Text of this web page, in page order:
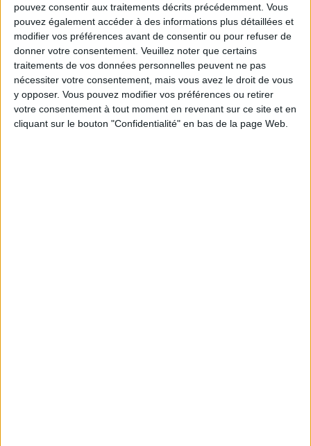
pouvez consentir aux traitements décrits précédemment. Vous
pouvez également accéder à des informations plus détaillées et
modifier vos préférences avant de consentir ou pour refuser de
donner votre consentement. Veuillez noter que certains
traitements de vos données personnelles peuvent ne pas
nécessiter votre consentement, mais vous avez le droit de vous
y opposer. Vous pouvez modifier vos préférences ou retirer
votre consentement à tout moment en revenant sur ce site et en
cliquant sur le bouton "Confidentialité" en bas de la page Web.
Peut-on remplacer la viande par des féculents ?
Consultation diététique du 05/08/2026